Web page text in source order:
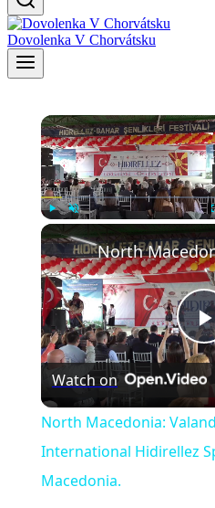
Dovolenka V Chorvátsku
Play
Watch on
North Macedonia:
International Hidirellez
Macedonia.